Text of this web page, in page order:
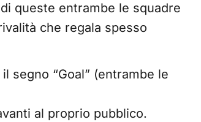
queste entrambe le squadre
che regala spesso
segno “Goal” (entrambe le
al proprio pubblico.